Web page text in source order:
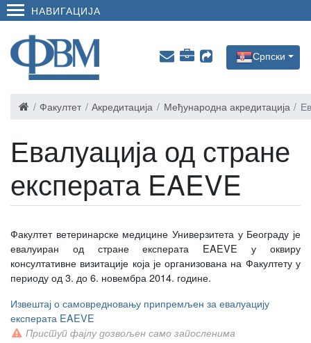
НАВИГАЦИЈА
Српски
Факултет Акредитација Међународна акредитација
Евалуација од стране
експерата EAEVE
Факултет ветеринарске медицине Универзитета у Београду је
евалуиран од стране експерата EAEVE у оквиру
консултативне визитације која је организована на Факултету у
периоду од 3. до 6. новембра 2014. године.
Извештај о самовредновању припремљен за евалуацију
експерата EAEVE
Приступ фајлу дозвољен само запосленима